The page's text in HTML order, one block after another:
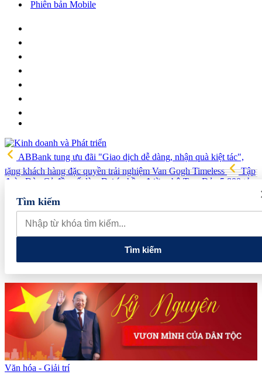
Phiên bản Mobile
ABBank tung ưu đãi "Giao dịch dễ dàng, nhận quà kiệt tác",
tặng khách hàng đặc quyền trải nghiệm Van Gogh Timeless
Tập
đoàn Đèo Cả đề xuất làm Dự án hầm đường bộ Tam Đảo 5.800 tỷ
Hải quan Lào Cai phát hiện 5 vụ vi phạm, tạm giữ gần 700 kg
thực phẩm và nhiều điện thoại nhập lậu
Lan tỏa văn hóa kinh
doanh, tìm kiếm doanh nghiệp tiêu biểu trên toàn quốc
các cửa hàng rau củ quả sạch tại Hà Nội
Tìm kiếm
Tìm kiếm
Văn hóa - Giải trí